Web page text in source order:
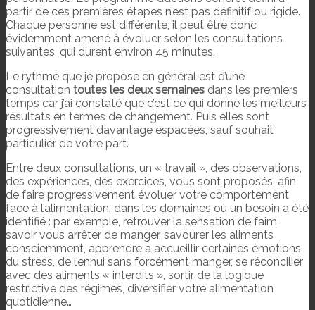
partir de ces premières étapes n’est pas définitif ou rigide.
Chaque personne est différente, il peut être donc
évidemment amené à évoluer selon les consultations
suivantes, qui durent environ 45 minutes.
Le rythme que je propose en général est d’une
consultation toutes les deux semaines dans les premiers
temps car j’ai constaté que c’est ce qui donne les meilleurs
résultats en termes de changement. Puis elles sont
progressivement davantage espacées, sauf souhait
particulier de votre part.
Entre deux consultations, un « travail », des observations,
des expériences, des exercices, vous sont proposés, afin
de faire progressivement évoluer votre comportement
face à l’alimentation, dans les domaines où un besoin a été
identifié : par exemple, retrouver la sensation de faim,
savoir vous arrêter de manger, savourer les aliments
consciemment, apprendre à accueillir certaines émotions,
du stress, de l’ennui sans forcément manger, se réconcilier
avec des aliments « interdits », sortir de la logique
restrictive des régimes, diversifier votre alimentation
quotidienne…